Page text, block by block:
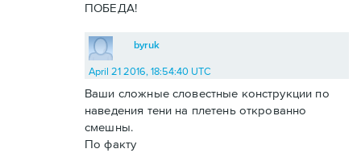
ПОБЕДА!
byruk
April 21 2016, 18:54:40 UTC
Ваши сложные словестные конструкции по
наведения тени на плетень открованно
смешны.
По факту